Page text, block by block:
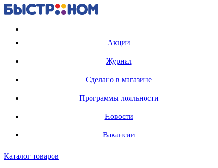
Акции
Журнал
Сделано в магазине
Программы лояльности
Новости
Вакансии
Каталог товаров